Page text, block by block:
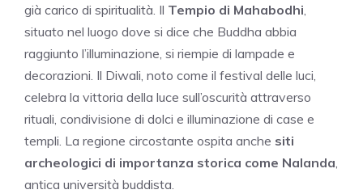
già carico di spiritualità. Il Tempio di Mahabodhi
situato nel luogo dove si dice che Buddha abbia
raggiunto l’illuminazione, si riempie di lampade e
decorazioni. Il Diwali, noto come il festival delle luci,
celebra la vittoria della luce sull’oscurità attraverso
rituali, condivisione di dolci e illuminazione di case e
templi. La regione circostante ospita anche siti
archeologici di importanza storica come Nalanda
antica università buddista.